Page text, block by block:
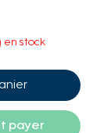
en stock
payer